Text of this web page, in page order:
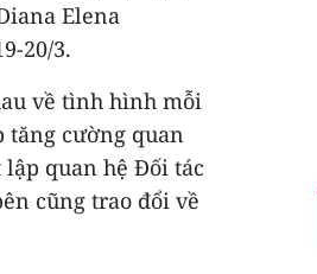
Elena
20/3.
về tình hình mỗi
tăng cường quan
quan hệ Đối tác
cũng trao đổi về